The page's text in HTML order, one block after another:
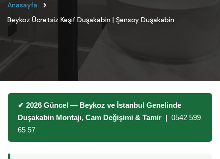
Anasayfa
Beykoz Ücretsiz Keşif Duşakabin | Şensoy Duşakabin
✔ 2026 Güncel — Beykoz ve İstanbul Genelinde
Duşakabin Montajı, Cam Değişimi & Tamir | 0542 599
65 57